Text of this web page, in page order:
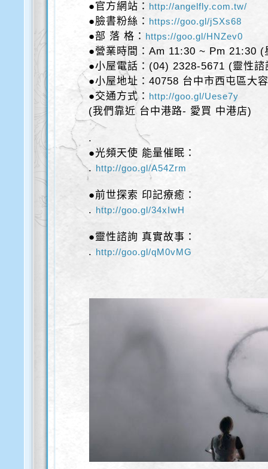
●官方網站：​ http://angelfly.com.tw/
●臉書粉絲：​ https://goo.gl/jSXs68
●部 落 格：​ https://goo.gl/HNZev0
●營業時間：Am 11:30 ~ Pm 21:30 (
●小屋電話：(04) 2328-5671 (靈性
●小屋地址：40758 台中市西屯區大
●交通方式： http://goo.gl/Uese7y
(我們靠近 台中港路- 愛買 中港店)
.
●光頻天使 能量催眠：
. ​ http://goo.gl/A54Zrm
●前世探索 印記療癒：
. ​ http://goo.gl/34xIwH
●靈性諮詢 真實故事：
. ​ http://goo.gl/qM0vMG